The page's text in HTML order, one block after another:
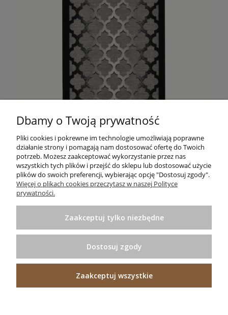
CHODNIK PODGUMOWANY ŻEL KONICZYNA SZARY 1017 GREY
30,00 zł Do koszyka
Informacje
Pomoc
Zakupy
Projekt i wykonanie:Ecommercy.pl
Dbamy o Twoją prywatność
Pliki cookies i pokrewne im technologie umożliwiają poprawne
działanie strony i pomagają nam dostosować ofertę do Twoich
potrzeb. Możesz zaakceptować wykorzystanie przez nas
wszystkich tych plików i przejść do sklepu lub dostosować użycie
plików do swoich preferencji, wybierając opcję "Dostosuj zgody".
Więcej o plikach cookies przeczytasz w naszej Polityce
prywatności.
Zaakceptuj tylko niezbędne
Dostosuj zgody
Zaakceptuj wszystkie